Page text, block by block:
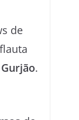
de
.